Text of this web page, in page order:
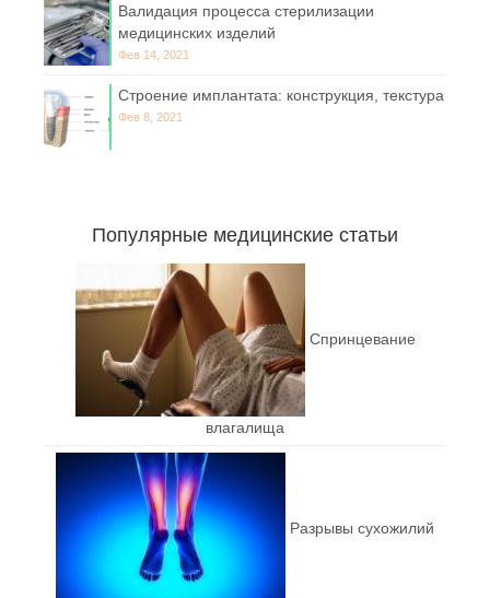
Валидация процесса стерилизации
медицинских изделий
Фев 14, 2021
Строение имплантата: конструкция, текстура
Фев 8, 2021
Популярные медицинские статьи
Спринцевание
влагалища
Разрывы сухожилий